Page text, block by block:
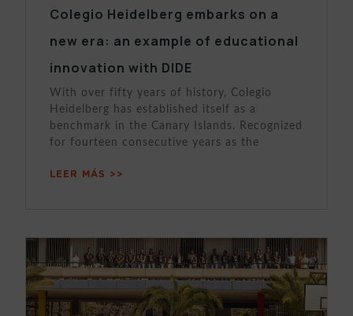
Colegio Heidelberg embarks on a
new era: an example of educational
innovation with DIDE
With over fifty years of history, Colegio
Heidelberg has established itself as a
benchmark in the Canary Islands. Recognized
for fourteen consecutive years as the
LEER MÁS >>